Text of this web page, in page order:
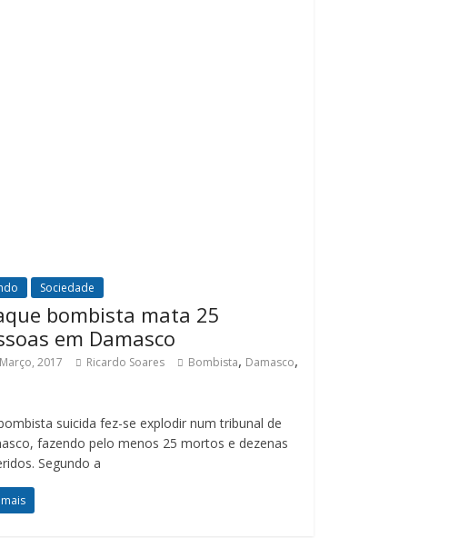
Sociedade
bombista mata 25
em Damasco
2017 Ricardo Soares Bombista, Damasco,
suicida fez-se explodir num tribunal de
fazendo pelo menos 25 mortos e dezenas
Segundo a